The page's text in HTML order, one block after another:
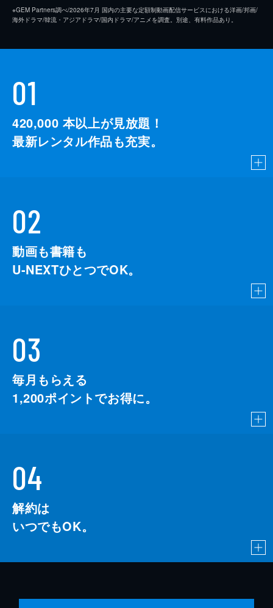
※GEM Partners調べ/2026年7⽉ 国内の主要な定額制動画配信サービスにおける洋画/邦画/
海外ドラマ/韓流・アジアドラマ/国内ドラマ/アニメを調査。別途、有料作品あり。
01
420,000 本以上が見放題！
最新レンタル作品も充実。
02
動画も書籍も
U-NEXTひとつでOK。
03
毎月もらえる
1,200ポイントでお得に。
04
解約は
いつでもOK。